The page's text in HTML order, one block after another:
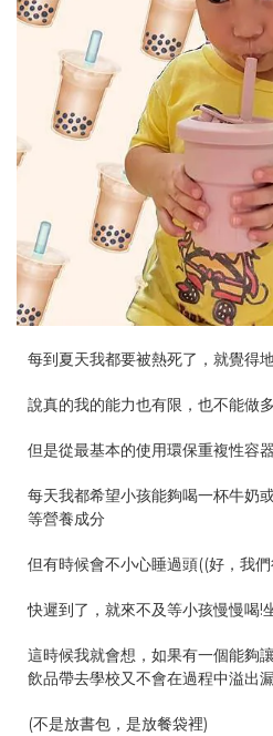
每到夏天我都要被熱死了，就覺得
說真的我的能力也有限，也不能做
但是從最基本的使用環保重複性容
每天我都希望小孩能夠喝一杯牛奶
等營養成分
但有時候會不小心睡過頭((好，我
快遲到了，就來不及等小孩慢慢喝!
這時候我就會想，如果有一個能夠
飲品帶去學校又不會在過程中溢出
(不是放書包，是放餐袋裡)